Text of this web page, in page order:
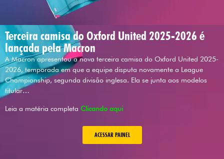
Terceira camisa do Oxford United 2025-2026 é
lançada pela Macron
A Macron apresentou a nova terceira camisa do Oxford United 2025-
2026, temporada em que a equipe disputa novamente a League
Championship, segunda divisão inglesa. Ela se junta aos modelos
titular…
Leia a matéria completa Clicando aqui
ACESSAR PAINEL